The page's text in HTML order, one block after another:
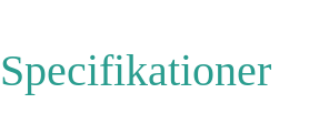
Specifikationer